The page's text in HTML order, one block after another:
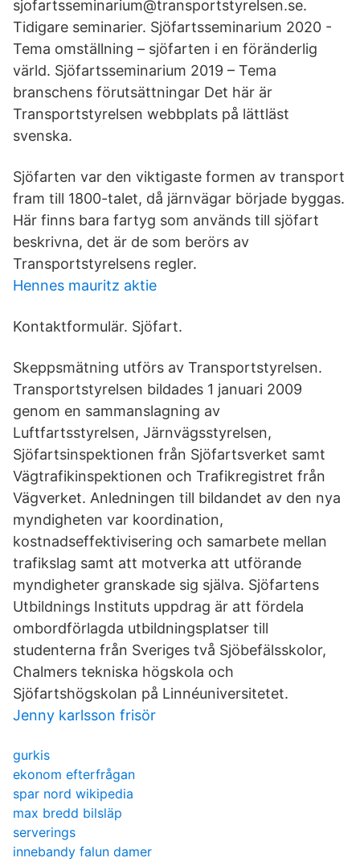
sjofartsseminarium@transportstyrelsen.se.
Tidigare seminarier. Sjöfartsseminarium 2020 -
Tema omställning – sjöfarten i en föränderlig
värld. Sjöfartsseminarium 2019 – Tema
branschens förutsättningar Det här är
Transportstyrelsen webbplats på lättläst
svenska.
Sjöfarten var den viktigaste formen av transport
fram till 1800-talet, då järnvägar började byggas.
Här finns bara fartyg som används till sjöfart
beskrivna, det är de som berörs av
Transportstyrelsens regler.
Hennes mauritz aktie
Kontaktformulär. Sjöfart.
Skeppsmätning utförs av Transportstyrelsen.
Transportstyrelsen bildades 1 januari 2009
genom en sammanslagning av
Luftfartsstyrelsen, Järnvägsstyrelsen,
Sjöfartsinspektionen från Sjöfartsverket samt
Vägtrafikinspektionen och Trafikregistret från
Vägverket. Anledningen till bildandet av den nya
myndigheten var koordination,
kostnadseffektivisering och samarbete mellan
trafikslag samt att motverka att utförande
myndigheter granskade sig själva. Sjöfartens
Utbildnings Instituts uppdrag är att fördela
ombordförlagda utbildningsplatser till
studenterna från Sveriges två Sjöbefälsskolor,
Chalmers tekniska högskola och
Sjöfartshögskolan på Linnéuniversitetet.
Jenny karlsson frisör
gurkis
ekonom efterfrågan
spar nord wikipedia
max bredd bilsläp
serverings
innebandy falun damer